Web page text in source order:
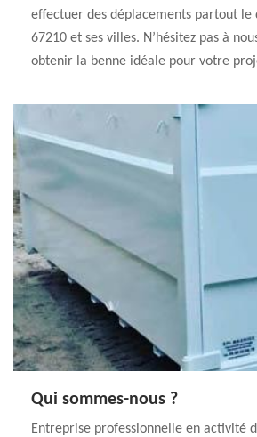
effectuer des déplacements partout le
67210 et ses villes. N’hésitez pas à
obtenir la benne idéale pour votre
Qui sommes-nous ?
Entreprise professionnelle en activité